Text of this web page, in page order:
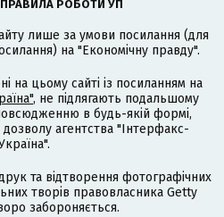
РОБОТИ УП
лише за умови посилання (для
на "Економічну правду".
на цьому сайті із посиланням на
, не підлягають подальшому
в будь-якій формі,
агентства "Інтерфакс-
та відтворення фотографічних
творів правовласника Getty
забороняється.